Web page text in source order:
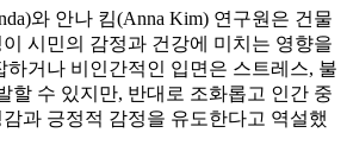
와 안나 킴(Anna Kim) 연구원은 건물
시민의 감정과 건강에 미치는 영향을
하거나 비인간적인 입면은 스트레스, 불
할 수 있지만, 반대로 조화롭고 인간 중
과 긍정적 감정을 유도한다고 역설했